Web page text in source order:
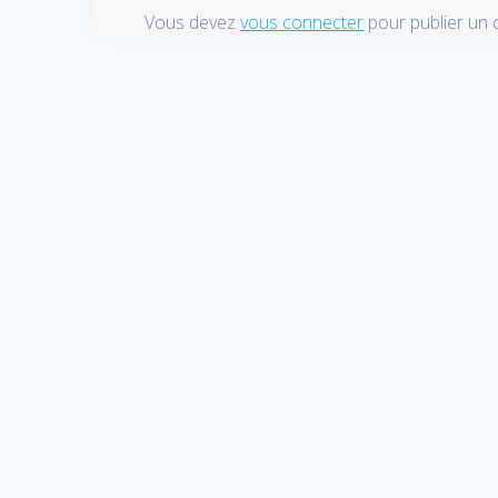
Vous devezvous connecter pour publier un